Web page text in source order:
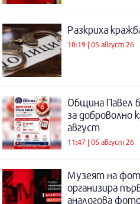
Разкриха
10:19 | 05 август 26
Община Павел
за доброволно
август
11:47 | 05 август 26
Музеят на
организира
аналогова